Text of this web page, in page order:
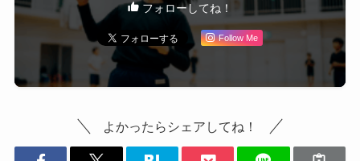
フォローしてね！
Follow Me
よかったらシェアしてね！